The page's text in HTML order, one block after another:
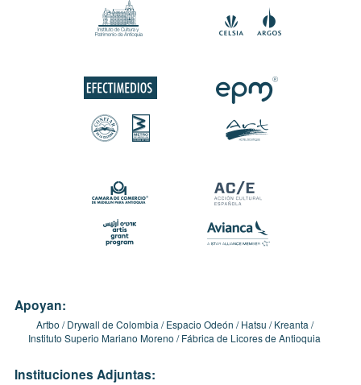
Apoyan:
Artbo Drywall de Colombia Espacio Odeón Hatsu
Kreanta
Instituto Superio Mariano Moreno
Fábrica de Licores de Antioquia
Instituciones Adjuntas: